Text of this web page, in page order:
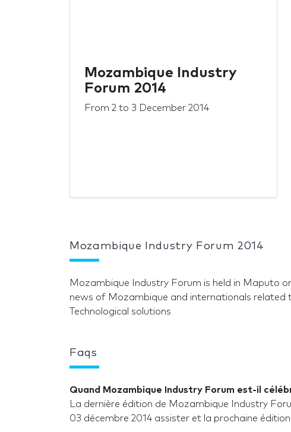
Mozambique Industry
Forum 2014
From 2 to 3 December 2014
Mozambique Industry Forum 2014
Mozambique Industry Forum is held in Maputo
news of Mozambique and internationals related
Technological solutions
Faqs
Quand Mozambique Industry Forum est-il
La dernière édition de Mozambique Industry
03 décembre 2014 assister et la prochaine